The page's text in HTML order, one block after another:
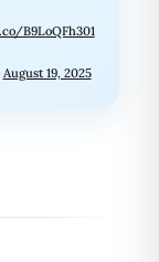
B9LoQFh301
August 19, 2025